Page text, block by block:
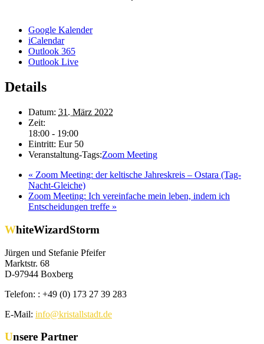
Google Kalender
iCalendar
Outlook 365
Outlook Live
Details
Datum: 31. März 2022
Zeit:
18:00 - 19:00
Eintritt: Eur 50
Veranstaltung-Tags:Zoom Meeting
« Zoom Meeting: der keltische Jahreskreis – Ostara (Tag-
Nacht-Gleiche)
Zoom Meeting: Ich vereinfache mein leben, indem ich
Entscheidungen treffe »
WhiteWizardStorm
Jürgen und Stefanie Pfeifer
Marktstr. 68
D-97944 Boxberg
Telefon: : +49 (0) 173 27 39 283
E-Mail: info@kristallstadt.de
Unsere Partner